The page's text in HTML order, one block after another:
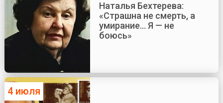
Наталья Бехтерева:
«Страшна не смерть, а
умирание... Я — не
боюсь»
4 июля